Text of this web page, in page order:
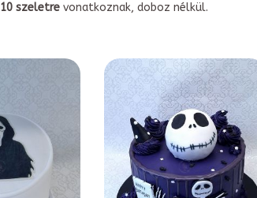
10 szeletrevonatkoznak, doboz nélkül.